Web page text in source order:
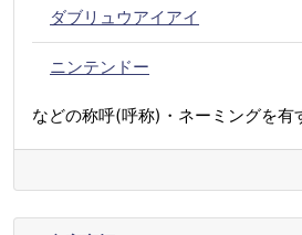
ダブリュウアイアイ
ニンテンドー
などの称呼(呼称)・ネーミングを有